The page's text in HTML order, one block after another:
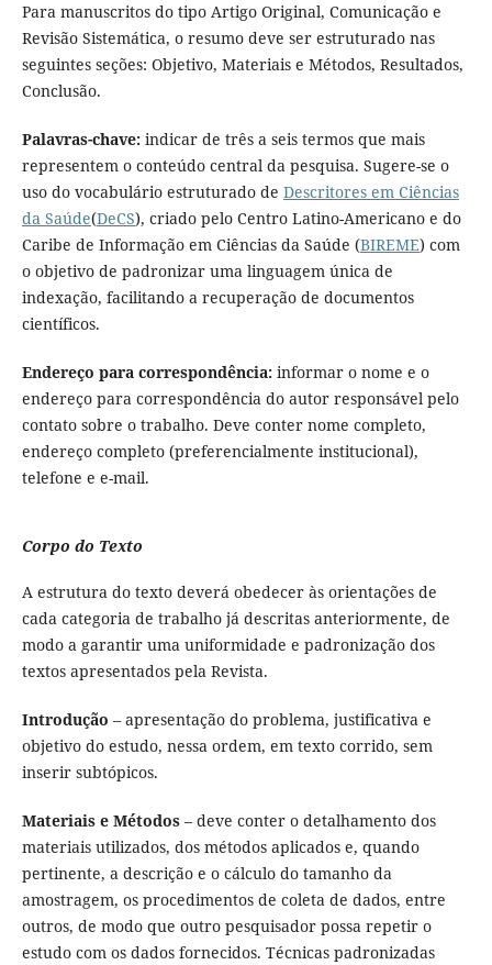
Para manuscritos do tipo Artigo Original, Comunicação e
Revisão Sistemática, o resumo deve ser estruturado nas
seguintes seções: Objetivo, Materiais e Métodos, Resultados,
Conclusão.
Palavras-chave:indicar de três a seis termos que mais
representem o conteúdo central da pesquisa. Sugere-se o
uso do vocabulário estruturado de Descritores em Ciências
da Saúde(DeCS), criado pelo Centro Latino-Americano e do
Caribe de Informação em Ciências da Saúde (BIREME) com
o objetivo de padronizar uma linguagem única de
indexação, facilitando a recuperação de documentos
científicos.
Endereço para correspondência:informar o nome e o
endereço para correspondência do autor responsável pelo
contato sobre o trabalho. Deve conter nome completo,
endereço completo (preferencialmente institucional),
telefone e e-mail.
Corpo do Texto
A estrutura do texto deverá obedecer às orientações de
cada categoria de trabalho já descritas anteriormente, de
modo a garantir uma uniformidade e padronização dos
textos apresentados pela Revista.
Introdução – apresentação do problema, justificativa e
objetivo do estudo, nessa ordem, em texto corrido, sem
inserir subtópicos.
Materiais e Métodos– deve conter o detalhamento dos
materiais utilizados, dos métodos aplicados e, quando
pertinente, a descrição e o cálculo do tamanho da
amostragem, os procedimentos de coleta de dados, entre
outros, de modo que outro pesquisador possa repetir o
estudo com os dados fornecidos. Técnicas padronizadas